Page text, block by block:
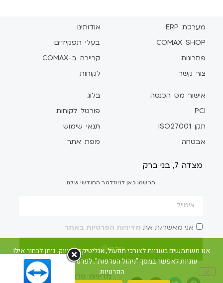
מערכת ERP
COMAX SHOP
פתרונות
צור קשר
אודותינו
בעלי תפקידים
קריירה ב-COMAX
לקוחות
אישור מס הכנסה
PCI
תקן ISO27001
אבטחה
בלוג
פורטל לקוחות
תנאי שימוש
מפת אתר
מצדה 7, בני ברק
הרשמו כאן לניוזלטר החודשי שלנו
אני מאשר/ת את מדיניות הפרטיות באתר
שלח/י
מדיניות פרטיות הצהרת נגישות
אנו משתמשים בעוגיות לצורכי תפעול, אנליטיקה ושיווק. ניתן לבחור אילו
עוגיות לאפשר במסך "ניהול העדפות". לפרטים ראו את מדיניות
הפרטיות.